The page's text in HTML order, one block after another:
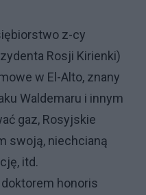
z-cy
Rosji Kirienki)
w El-Alto, znany
Waldemaru i innym
gaz, Rosyjskie
swoją, niechcianą
itd.
honoris